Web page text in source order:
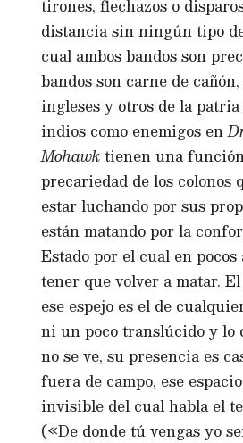
tirones, flechazos o
distancia sin ningún tipo
cual ambos bandos son
bandos son carne de
ingleses y otros de la
indios como enemigos en
Mohawktienen una
precariedad de los colonos
estar luchando por sus
están matando por la
Estado por el cual en pocos
tener que volver a matar.
ese espejo es el de
ni un poco translúcido y lo
no se ve, su presencia es
fuera de campo, ese
invisible del cual habla el
(«De donde tú vengas yo